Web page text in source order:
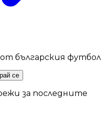
българския футбол
се
за последните